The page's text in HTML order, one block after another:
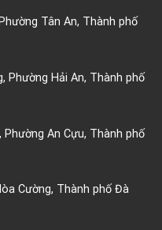
Tân An, Thành phố
Phường Hải An, Thành phố
Phường An Cựu, Thành phố
Cường, Thành phố Đà